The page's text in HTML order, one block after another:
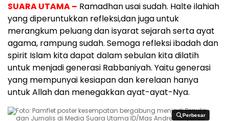
SUARA UTAMA– Ramadhan usai sudah. Halte ilahiah
yang diperuntukkan refleksi,dan juga untuk
merangkum peluang dan isyarat sejarah serta ayat
agama, rampung sudah. Semoga refleksi ibadah dan
spirit Islam kita dapat dalam sebulan kita dilatih
untuk menjadi generasi Rabbaniyah. Yaitu generasi
yang mempunyai kesiapan dan kerelaan hanya
untuk Allah dan menegakkan ayat-ayat-Nya.
Perbesar
Perbesar